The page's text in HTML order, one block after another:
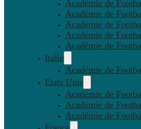
Académie de
Académie de
Académie de
Académie de
Académie de
Italie
Académie de
Etats Unis
Académie de
Académie de
Académie de